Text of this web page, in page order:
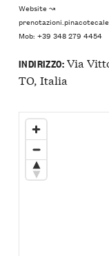
Website ↝
Mob: +39 348 279 4454
INDIRIZZO:Via
TO, Italia